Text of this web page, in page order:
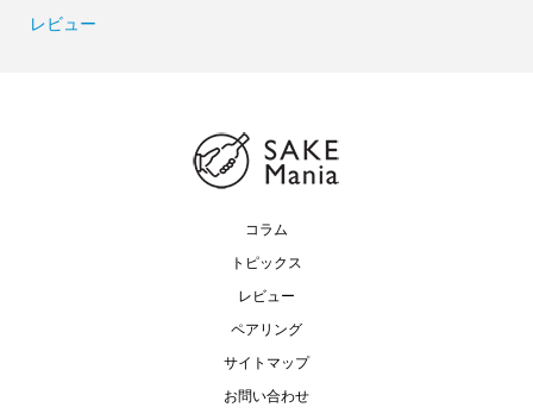
レビュー
コラム
トピックス
レビュー
ペアリング
サイトマップ
お問い合わせ